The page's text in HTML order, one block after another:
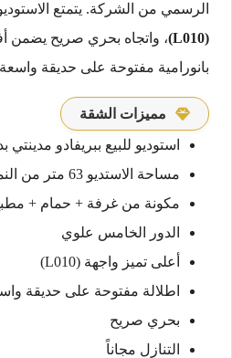
الرسمي من الشركة. يتمتع
(L010)
، واتجاه بحري صريح يضمن
بانورامية مفتوحة على حديقة
مميزات الشقة
استوديو للبيع ببريفادو مدينتي
مساحة الاستديو 63 متر من النموذج D
مكونة من غرفة + حمام +
الدور الخامس علوي
أعلى تميز واجهة (L010)
اطلالة مفتوحة على حديقة
بحري صريح
التنازل مجاناً